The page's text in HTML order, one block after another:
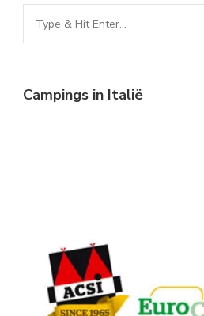
Looking
for
Campings in Italië